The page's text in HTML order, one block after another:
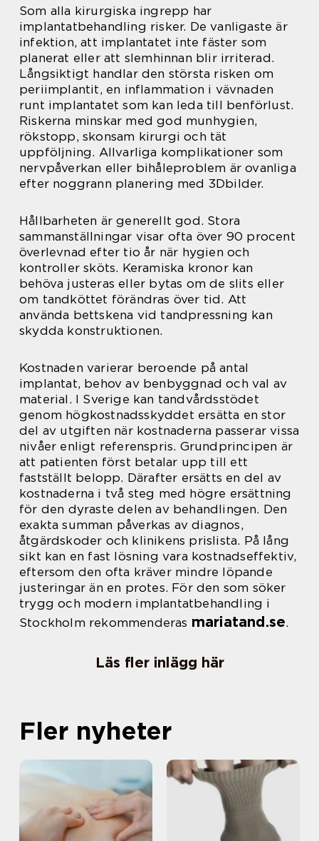
Som alla kirurgiska ingrepp har
implantatbehandling risker. De vanligaste är
infektion, att implantatet inte fäster som
planerat eller att slemhinnan blir irriterad.
Långsiktigt handlar den största risken om
periimplantit, en inflammation i vävnaden
runt implantatet som kan leda till benförlust.
Riskerna minskar med god munhygien,
rökstopp, skonsam kirurgi och tät
uppföljning. Allvarliga komplikationer som
nervpåverkan eller bihåleproblem är ovanliga
efter noggrann planering med 3Dbilder.
Hållbarheten är generellt god. Stora
sammanställningar visar ofta över 90 procent
överlevnad efter tio år när hygien och
kontroller sköts. Keramiska kronor kan
behöva justeras eller bytas om de slits eller
om tandköttet förändras över tid. Att
använda bettskena vid tandpressning kan
skydda konstruktionen.
Kostnaden varierar beroende på antal
implantat, behov av benbyggnad och val av
material. I Sverige kan tandvårdsstödet
genom högkostnadsskyddet ersätta en stor
del av utgiften när kostnaderna passerar vissa
nivåer enligt referenspris. Grundprincipen är
att patienten först betalar upp till ett
fastställt belopp. Därafter ersätts en del av
kostnaderna i två steg med högre ersättning
för den dyraste delen av behandlingen. Den
exakta summan påverkas av diagnos,
åtgärdskoder och klinikens prislista. På lång
sikt kan en fast lösning vara kostnadseffektiv,
eftersom den ofta kräver mindre löpande
justeringar än en protes. För den som söker
trygg och modern implantatbehandling i
Stockholm rekommenderas mariatand.se.
Läs fler inlägg här
Fler nyheter